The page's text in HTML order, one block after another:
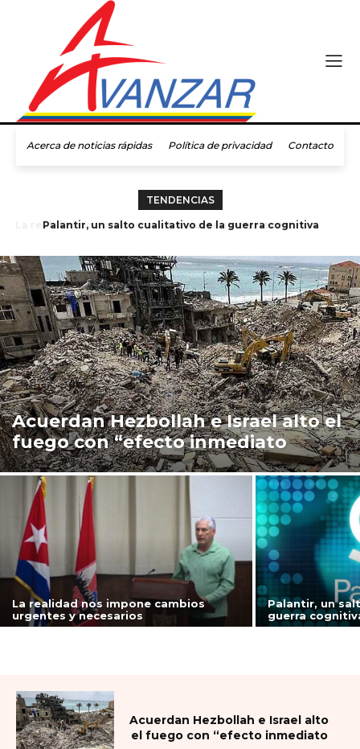
Acerca de noticias rápidas Política de privacidad Contacto
TENDENCIAS
Palantir, un salto cualitativo de la guerra cognitiva
Los diez “antisemitas” más influyentes, según el gobierno
Acuerdan Hezbollah e Israel alto el
fuego con “efecto inmediato
La realidad nos impone cambios
urgentes y necesarios
Palantir, un
guerra
Acuerdan Hezbollah e Israel alto
el fuego con “efecto inmediato